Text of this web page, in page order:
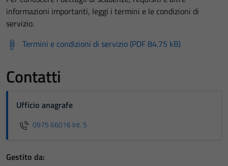
informazioni importanti, leggi i termini e le condizioni di
servizio.
Termini e condizioni di servizio (PDF 84.75 kB)
Contatti
Ufficio anagrafe
0975 66016 Int. 5
Gestito da: